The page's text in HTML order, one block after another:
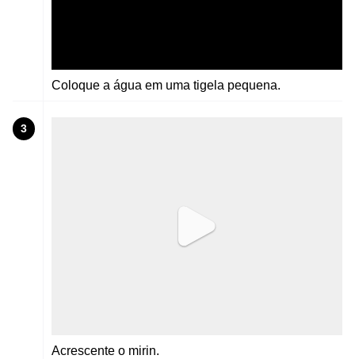
Coloque a água em uma tigela pequena.
3
Acrescente o mirin.